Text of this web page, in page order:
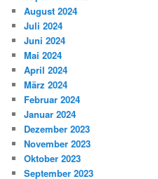
August 2024
Juli 2024
Juni 2024
Mai 2024
April 2024
März 2024
Februar 2024
Januar 2024
Dezember 2023
November 2023
Oktober 2023
September 2023